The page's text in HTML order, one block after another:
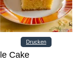
Drucken
Cake